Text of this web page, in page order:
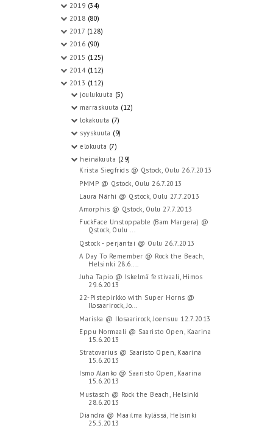
2019 (34)
2018 (80)
2017 (128)
2016 (90)
2015 (125)
2014 (112)
2013 (112)
joulukuuta (5)
marraskuuta (12)
lokakuuta (7)
syyskuuta (9)
elokuuta (7)
heinäkuuta (29)
Krista Siegfrids @ Qstock, Oulu 26.7.2013
PMMP @ Qstock, Oulu 26.7.2013
Laura Närhi @ Qstock, Oulu 27.7.2013
Amorphis @ Qstock, Oulu 27.7.2013
FuckFace Unstoppable (Bam Margera) @
Qstock, Oulu ...
Qstock - perjantai @ Oulu 26.7.2013
A Day To Remember @ Rock the Beach,
Helsinki 28.6....
Juha Tapio @ Iskelmä festivaali, Himos
29.6.2013
22-Pistepirkko with Super Horns @
Ilosaarirock, Jo...
Mariska @ Ilosaarirock, Joensuu 12.7.2013
Eppu Normaali @ Saaristo Open, Kaarina
15.6.2013
Stratovarius @ Saaristo Open, Kaarina
15.6.2013
Ismo Alanko @ Saaristo Open, Kaarina
15.6.2013
Mustasch @ Rock the Beach, Helsinki
28.6.2013
Diandra @ Maailma kylässä, Helsinki
25.5.2013